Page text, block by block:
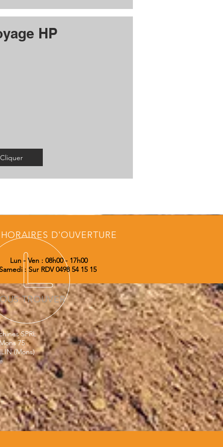
HP
Cliquer
HORAIRES D'OUVERTURE
Lun - Ven : 08h00 - 17h00
: Sur RDV 0498 54 15 15
TROUVER
SPRL
75
(Mons)